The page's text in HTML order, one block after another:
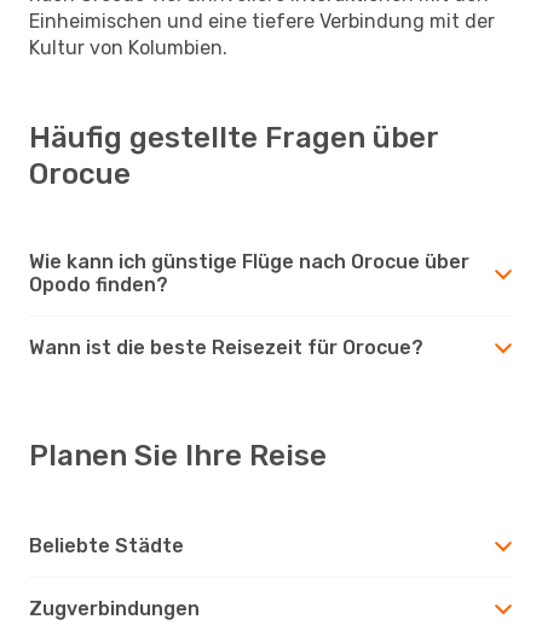
Einheimischen und eine tiefere Verbindung mit der
Kultur von Kolumbien.
Häufig gestellte Fragen über
Orocue
Wie kann ich günstige Flüge nach Orocue über
Opodo finden?
Wann ist die beste Reisezeit für Orocue?
Planen Sie Ihre Reise
Beliebte Städte
Zugverbindungen